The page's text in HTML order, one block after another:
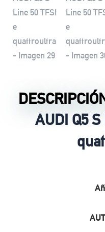
AUDI Q5